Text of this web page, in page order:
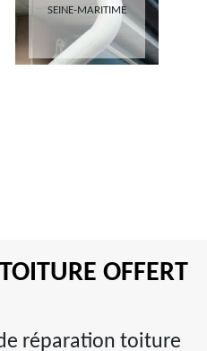
SEINE-MARITIME
OFFERT
réparation toiture